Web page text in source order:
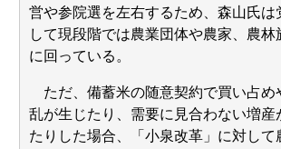
営や参院選を左右するため、森山氏は
して現段階では農業団体や農家、農林
に回っている。
ただ、備蓄米の随意契約で買い占め
乱が生じたり、需要に見合わない増産
たりした場合、「小泉改革」に対して